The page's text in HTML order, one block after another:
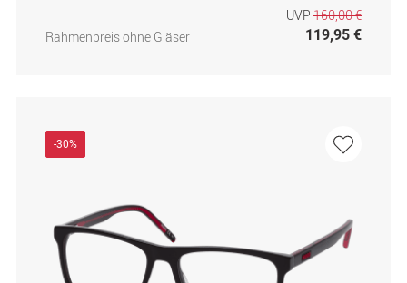
Rahmenpreis ohne Gläser
UVP 160,00 €
119,95 €
-30%